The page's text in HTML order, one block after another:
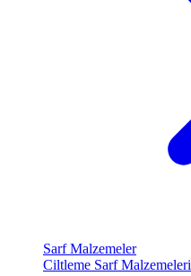
Sarf Malzemeler
Ciltleme Sarf Malzemeleri